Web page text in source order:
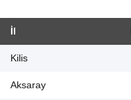
İl
Kilis
Aksaray